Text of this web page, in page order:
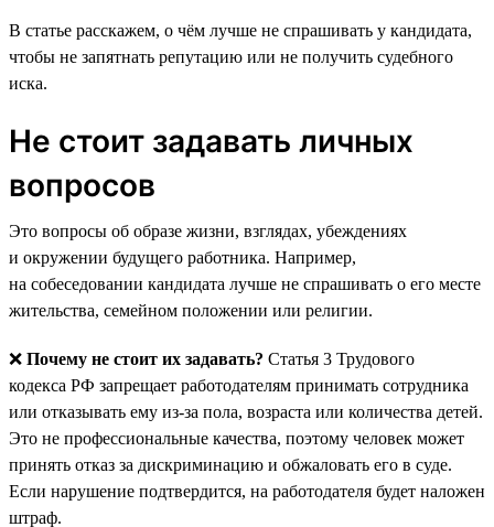
В статье расскажем, о чём лучше не спрашивать у кандидата,
чтобы не запятнать репутацию или не получить судебного
иска.
Не стоит задавать личных
вопросов
Это вопросы об образе жизни, взглядах, убеждениях
и окружении будущего работника. Например,
на собеседовании кандидата лучше не спрашивать о его месте
жительства, семейном положении или религии.
❌ Почему не стоит их задавать? Статья 3 Трудового
кодекса РФ запрещает работодателям принимать сотрудника
или отказывать ему из-за пола, возраста или количества детей.
Это не профессиональные качества, поэтому человек может
принять отказ за дискриминацию и обжаловать его в суде.
Если нарушение подтвердится, на работодателя будет наложен
штраф.